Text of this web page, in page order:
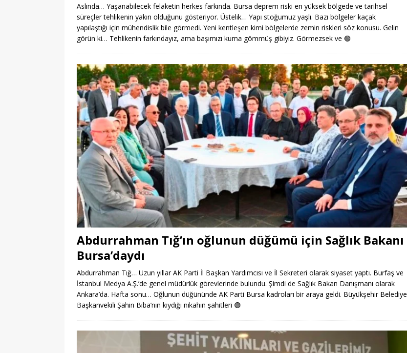
Aslında… Yaşanabilecek felaketin herkes farkında. Bursa deprem riski en yüksek bölgede ve tarihsel
süreçler tehlikenin yakın olduğunu gösteriyor. Üstelik… Yapı stoğumuz yaşlı. Bazı bölgeler kaçak
yapılaştığı için mühendislik bile görmedi. Yeni kentleşen kimi bölgelerde zemin riskleri söz konusu. Gelin
görün ki… Tehlikenin farkındayız, ama başımızı kuma gömmüş gibiyiz. Görmezsek ve 🟢
Abdurrahman Tığ’ın oğlunun düğümü için Sağlık Bakanı
Bursa’daydı
Abdurrahman Tığ… Uzun yıllar AK Parti İl Başkan Yardımcısı ve İl Sekreteri olarak siyaset yaptı. Burfaş ve
İstanbul Medya A.Ş.’de genel müdürlük görevlerinde bulundu. Şimdi de Sağlık Bakan Danışmanı olarak
Ankara’da. Hafta sonu… Oğlunun düğününde AK Parti Bursa kadroları bir araya geldi. Büyükşehir Belediye
Başkanvekili Şahin Biba’nın kıydığı nikahın şahitleri 🟢